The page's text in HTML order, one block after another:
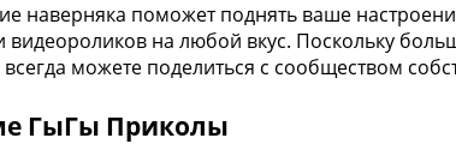
наверняка поможет поднять ваше
на любой вкус. Поскольку
можете поделиться с сообществом
ГыГы Приколы